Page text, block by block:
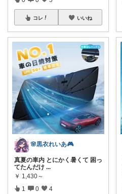
コレ いいね
🌸黒衣れいあ🎮
真夏の車内 とにかく暑くて 困っ
てたんだけ ...
￥ 1,430～
1 0 4